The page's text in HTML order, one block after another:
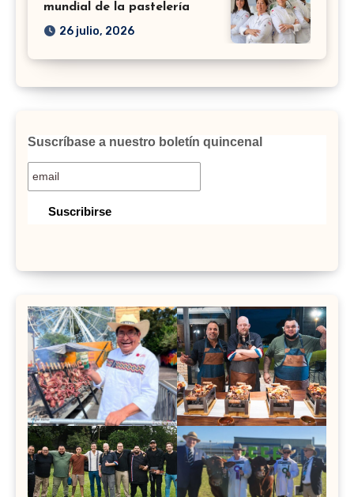
mundial de la pastelería
26 julio, 2026
Suscríbase a nuestro boletín quincenal